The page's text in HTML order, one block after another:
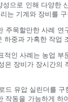
성으로 인해 다양한
는 기계와 장비를
주목할만한 사례
하중과 가혹한 작업
적인 사례는 농업
은 장비가 장시간의
드 유압 실린더를
작동을 가능하게